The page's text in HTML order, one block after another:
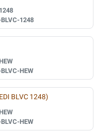
1248
1248
HEW
HEW
BLVC 1248)
HEW
HEW